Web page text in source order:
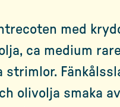
med
ca medium
strimlor.
olivolja smaka